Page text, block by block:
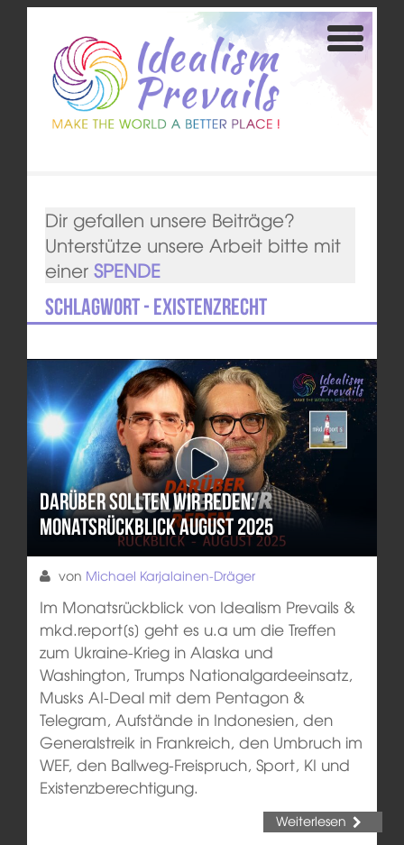
Dir gefallen unsere Beiträge?
Unterstütze unsere Arbeit bitte mit
einer SPENDE
Schlagwort - Existenzrecht
Darüber sollten wir reden:
Monatsrückblick August 2025
von Michael Karjalainen-Dräger
Im Monatsrückblick von Idealism Prevails &
mkd.report[s] geht es u.a um die Treffen
zum Ukraine-Krieg in Alaska und
Washington, Trumps Nationalgardeeinsatz,
Musks AI-Deal mit dem Pentagon &
Telegram, Aufstände in Indonesien, den
Generalstreik in Frankreich, den Umbruch im
WEF, den Ballweg-Freispruch, Sport, KI und
Existenzberechtigung.
Weiterlesen